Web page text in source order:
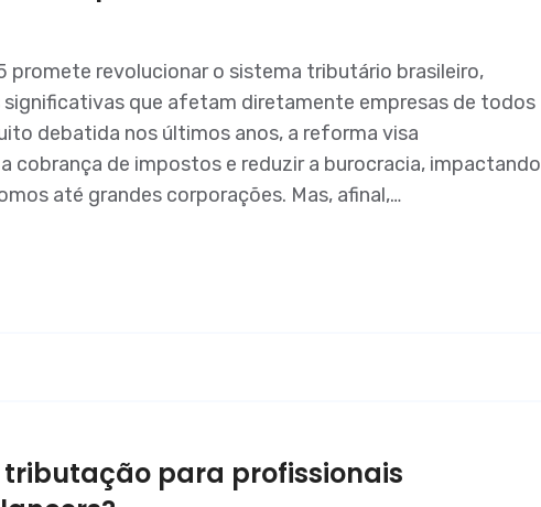
promete revolucionar o sistema tributário brasileiro,
que afetam diretamente empresas de todos
debatida nos últimos anos, a reforma visa
cobrança de impostos e reduzir a burocracia, impactando
até grandes corporações. Mas, afinal,…
para profissionais